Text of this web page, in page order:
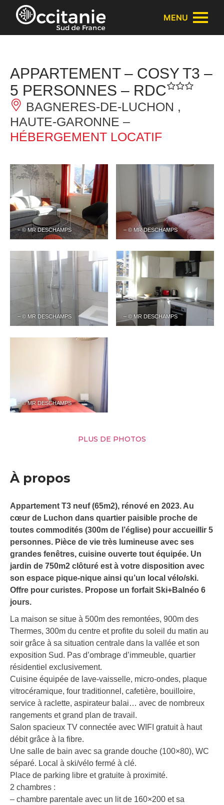
Panneau de gestion des cookies
MENU
APPARTEMENT – COSY T3 –
5 PERSONNES – RDC
BAGNERES-DE-LUCHON ,
HAUTE-GARONNE –
HÉBERGEMENT LOCATIF
– © MR DESCHAMPS – © MR DESCHAMPS
– © MR DESCHAMPS – © MR DESCHAMPS
– © MR DESCHAMPS
PLUS DE PHOTOS
À propos
Appartement T3 neuf (65m2), rénové en 2023. Au
cœur de Luchon dans quartier paisible proche de
toutes commodités (300m de l’église) pour accueillir 5
personnes. Pièce de vie très lumineuse avec ses
grandes fenêtres, cuisine ouverte tout équipée. Un
jardin de 750m2 clôturé est à votre disposition avec
son espace pique-nique ainsi qu’un local vélo/ski.
Offre pour curistes. Propose un forfait Ski+Balnéo 6
jours.
La maison se situe à 500m des remontées, 900m des
Thermes, 300m du centre et profite du soleil du matin au
soir grâce à sa situation centrale dans la vallée et son
exposition Sud. Pas d’ombrage d’immeuble, quartier
résidentiel exclusivement.
Cuisine équipée de lave-vaisselle, micro-ondes, plaque
vitrocéramique, four traditionnel, cafetière, bouilloire,
service à raclette, aspirateur balai… avec de nombreux
rangements et grand plan de travail.
Salon spacieux TV connectée avec WIFI gratuit à haut
débit grâce à la fibre.
Une salle de bain avec sa grande douche (100×80), WC
séparé. Local à ski/vélo fermé à clé.
Place de parking libre et gratuite à proximité.
2 chambres :
– chambre parentale avec un lit de 160×200 et sa